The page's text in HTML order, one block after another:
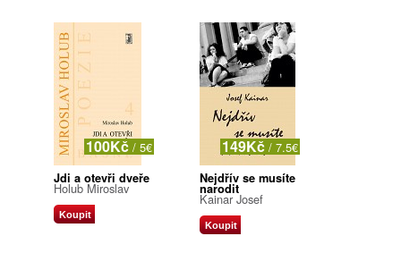
100Kč / 5€
Jdi a otevři dveře
Holub Miroslav
Koupit
149Kč / 7.5€
Nejdřív se musíte
narodit
Kainar Josef
Koupit